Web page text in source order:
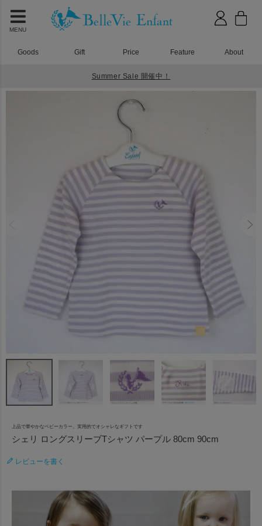
MENU
Goods Gift Price Feature About
Summer Sale 開催中！
シェリ ロングスリーブTシャツ パープル 80cm 90cm
上品で華やかなベビーカラー。実用的でオシャレなギフトです
シェリ ロングスリーブTシャツ パープル 80cm 90cm
レビューを書く